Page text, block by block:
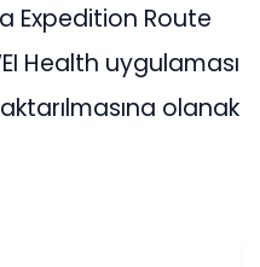
Expedition Route
Health uygulaması
olanak